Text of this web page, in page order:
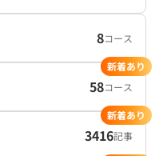
8コース
58コース
新着あり
3416記事
新着あり